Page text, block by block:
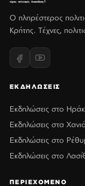
Ο πληρέστερος
Κρήτης. Τέχνες,
ΕΚΔΗΛΩΣΕΙΣ
Εκδηλώσεις στο
Εκδηλώσεις στα Χανιά
Εκδηλώσεις στο
Εκδηλώσεις στο
ΠΕΡΙΕΧΟΜΕΝΟ